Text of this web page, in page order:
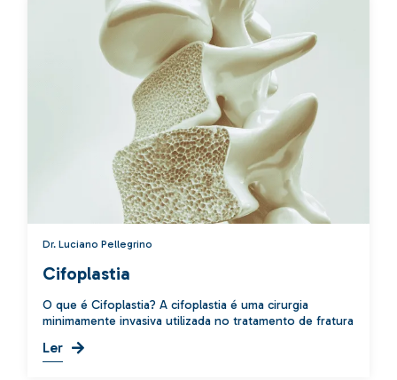
Dr. Luciano Pellegrino
Cifoplastia
O que é Cifoplastia? A cifoplastia é uma cirurgia
minimamente invasiva utilizada no tratamento de fratura
Ler